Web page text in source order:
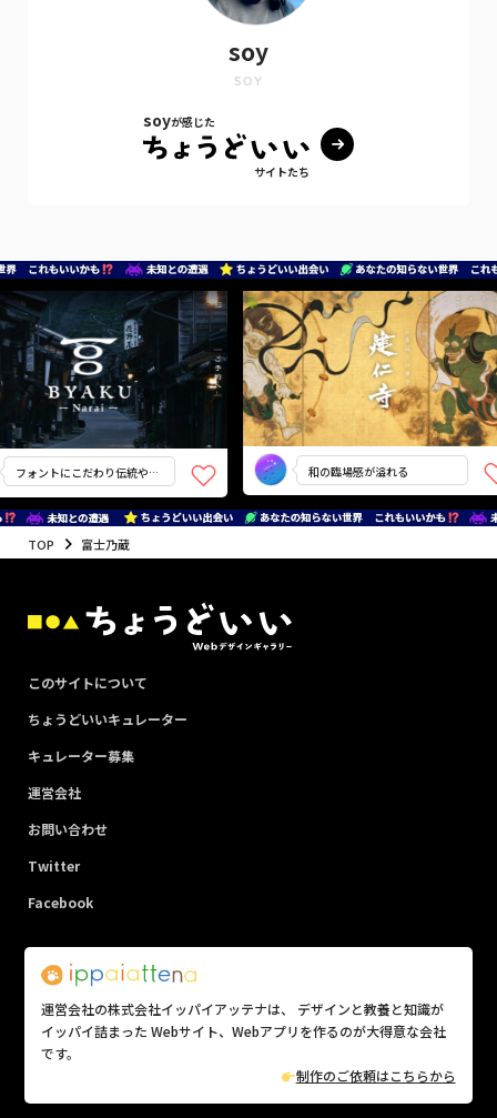
soy
SOY
soyが感じた
サイトたち
フォントにこだわり伝統や歴
史を演出
和の臨場感が溢れる
TOP 富士乃蔵
このサイトについて
ちょうどいいキュレーター
キュレーター募集
運営会社
お問い合わせ
Twitter
Facebook
運営会社の株式会社イッパイアッテナは、 デザインと教養と知識が
イッパイ詰まった Webサイト、Webアプリを作るのが大得意な会社
です。
制作のご依頼はこちらから